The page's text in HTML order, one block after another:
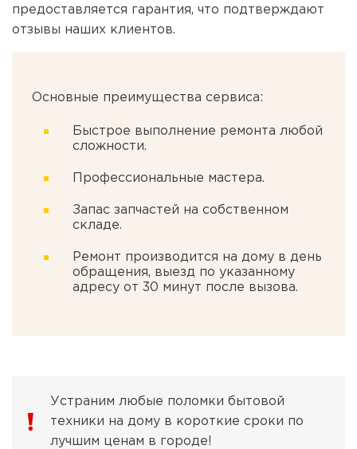
предоставляется гарантия, что подтверждают
отзывы наших клиентов.
Основные преимущества сервиса:
Быстрое выполнение ремонта любой
сложности.
Профессиональные мастера.
Запас запчастей на собственном
складе.
Ремонт производится на дому в день
обращения, выезд по указанному
адресу от 30 минут после вызова.
Устраним любые поломки бытовой
техники на дому в короткие сроки по
лучшим ценам в городе!